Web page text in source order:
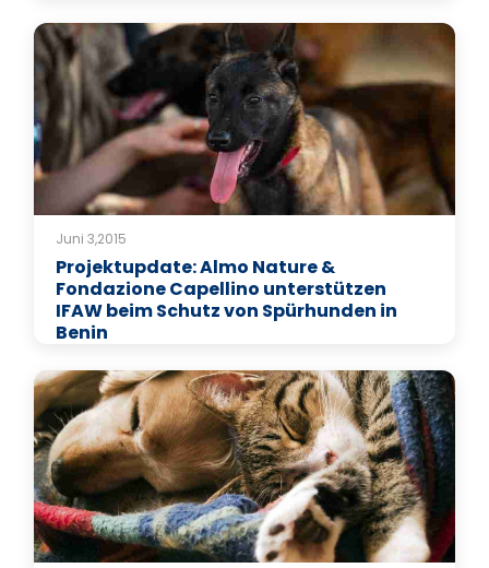
Juni 3,2015
Projektupdate: Almo Nature &
Fondazione Capellino unterstützen
IFAW beim Schutz von Spürhunden in
Benin